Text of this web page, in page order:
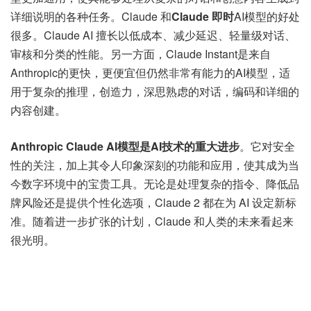
详细说明的各种任务。Claude 和Claude 即时AI模型的好处
很多。Claude AI 擅长以低成本、减少延迟、轻量级对话、
审核和分类的性能。另一方面，Claude Instant是来自
Anthropic的更快，更便宜但仍然非常有能力的AI模型，适
用于复杂的推理，创造力，深思熟虑的对话，编码和详细的
内容创建。
Anthropic Claude AI模型是AI技术的重大进步。它对安全
性的关注，加上其令人印象深刻的功能和应用，使其成为当
今数字环境中的宝贵工具。无论是处理复杂的指令、降低品
牌风险还是提供个性化选项，Claude 2 都在为 AI 设定新标
准。随着进一步扩张的计划，Claude 和人类的未来看起来
很光明。